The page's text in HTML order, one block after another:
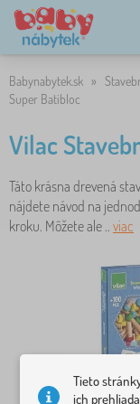
Babynabytek.sk »
Super Batibloc
Vilac
Táto krásna drevená
nájdete návod na
kroku. Môžete ale .. viac
Tieto
ich